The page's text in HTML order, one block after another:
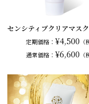
センシティブクリアマスク
定期価格：¥4,500
通常価格：¥6,600 （